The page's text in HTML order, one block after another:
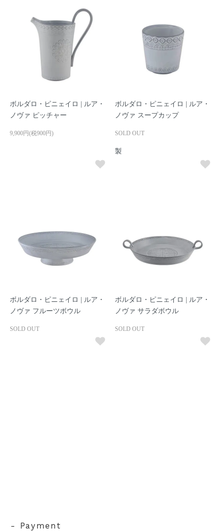
ボルダロ・ピニェイロ | ルア・
ノヴァ ピッチャー
9,900円(税900円)
ボルダロ・ピニェイロ | ルア・
ノヴァ スープカップ
SOLD OUT
製
ボルダロ・ピニェイロ | ルア・
ノヴァ フルーツボウル
SOLD OUT
ボルダロ・ピニェイロ | ルア・
ノヴァ サラダボウル
SOLD OUT
- Payment